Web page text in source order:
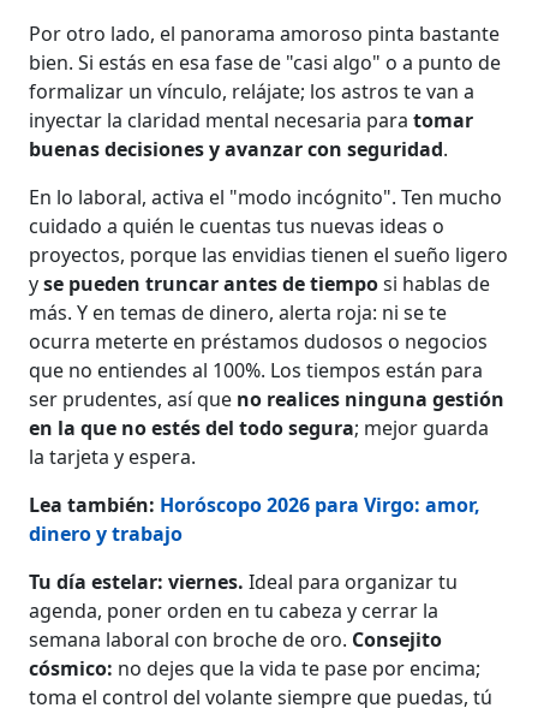
Por otro lado, el panorama amoroso pinta bastante
bien. Si estás en esa fase de "casi algo" o a punto de
formalizar un vínculo, relájate; los astros te van a
inyectar la claridad mental necesaria paratomar
buenas decisiones y avanzar con seguridad.
En lo laboral, activa el "modo incógnito". Ten mucho
cuidado a quién le cuentas tus nuevas ideas o
proyectos, porque las envidias tienen el sueño ligero
yse pueden truncar antes de tiemposi hablas de
más. Y en temas de dinero, alerta roja: ni se te
ocurra meterte en préstamos dudosos o negocios
que no entiendes al 100%. Los tiempos están para
ser prudentes, así que no realices ninguna gestión
en la que no estés del todo segura; mejor guarda
la tarjeta y espera.
Lea también: Horóscopo 2026 para Virgo: amor,
dinero y trabajo
Tu día estelar: viernes. Ideal para organizar tu
agenda, poner orden en tu cabeza y cerrar la
semana laboral con broche de oro. Consejito
cósmico: no dejes que la vida te pase por encima;
toma el control del volante siempre que puedas, tú